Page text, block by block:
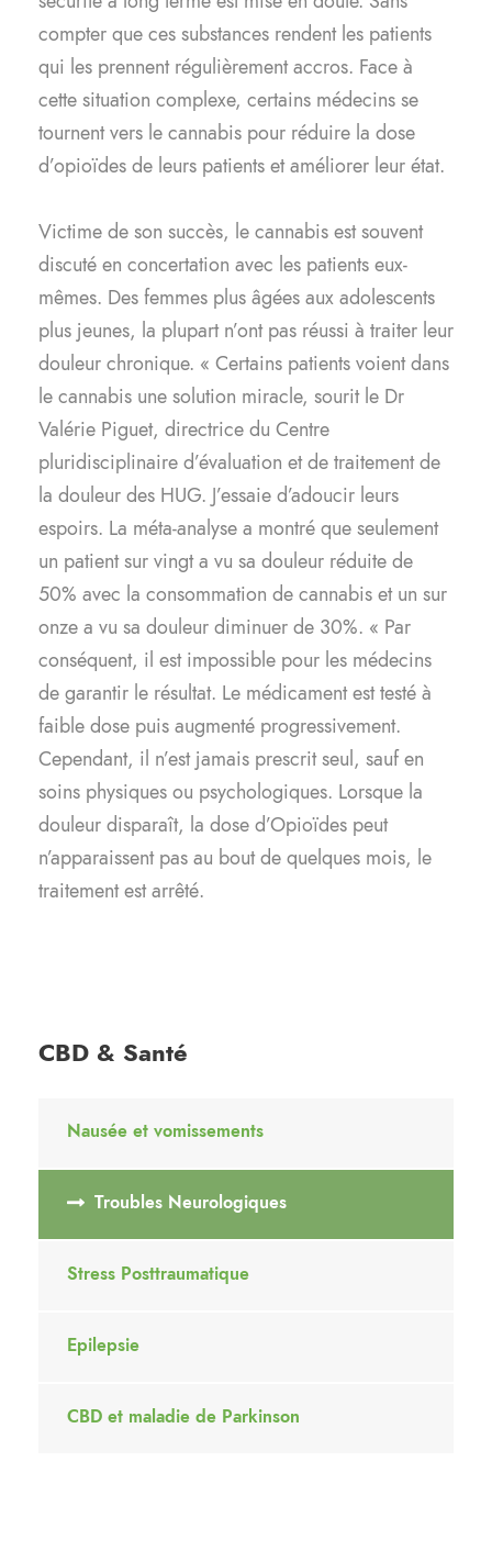
compter que ces substances rendent les patients
qui les prennent régulièrement accros. Face à
cette situation complexe, certains médecins se
tournent vers le cannabis pour réduire la dose
d’opioïdes de leurs patients et améliorer leur état.
Victime de son succès, le cannabis est souvent
discuté en concertation avec les patients eux-
mêmes. Des femmes plus âgées aux adolescents
plus jeunes, la plupart n’ont pas réussi à traiter leur
douleur chronique. « Certains patients voient dans
le cannabis une solution miracle, sourit le Dr
Valérie Piguet, directrice du Centre
pluridisciplinaire d’évaluation et de traitement de
la douleur des HUG. J’essaie d’adoucir leurs
espoirs. La méta-analyse a montré que seulement
un patient sur vingt a vu sa douleur réduite de
50% avec la consommation de cannabis et un sur
onze a vu sa douleur diminuer de 30%. « Par
conséquent, il est impossible pour les médecins
de garantir le résultat. Le médicament est testé à
faible dose puis augmenté progressivement.
Cependant, il n’est jamais prescrit seul, sauf en
soins physiques ou psychologiques. Lorsque la
douleur disparaît, la dose d’Opioïdes peut
n’apparaissent pas au bout de quelques mois, le
traitement est arrêté.
CBD & Santé
Nausée et vomissements
Troubles Neurologiques
Stress Posttraumatique
Epilepsie
CBD et maladie de Parkinson